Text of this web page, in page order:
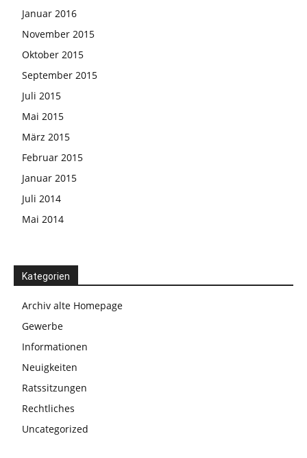
Januar 2016
November 2015
Oktober 2015
September 2015
Juli 2015
Mai 2015
März 2015
Februar 2015
Januar 2015
Juli 2014
Mai 2014
Kategorien
Archiv alte Homepage
Gewerbe
Informationen
Neuigkeiten
Ratssitzungen
Rechtliches
Uncategorized